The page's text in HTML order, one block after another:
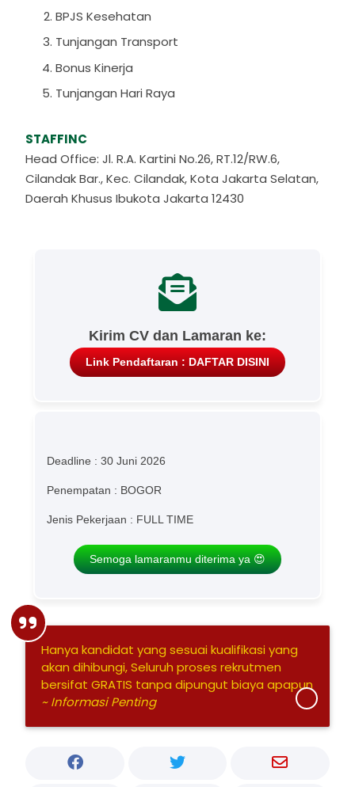
BPJS Kesehatan
Tunjangan Transport
Bonus Kinerja
Tunjangan Hari Raya
STAFFINC
Head Office: Jl. R.A. Kartini No.26, RT.12/RW.6,
Cilandak Bar., Kec. Cilandak, Kota Jakarta Selatan,
Daerah Khusus Ibukota Jakarta 12430
Kirim CV dan Lamaran ke:
Link Pendaftaran : DAFTAR DISINI
Deadline : 30 Juni 2026
Penempatan : BOGOR
Jenis Pekerjaan : FULL TIME
Semoga lamaranmu diterima ya 😍
Hanya kandidat yang sesuai kualifikasi yang
akan dihibungi, Seluruh proses rekrutmen
bersifat GRATIS tanpa dipungut biaya apapun
~ Informasi Penting